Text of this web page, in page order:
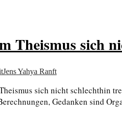
sich
Jens Yahya Ranft
sich nicht schlechthin
Gedanken sind